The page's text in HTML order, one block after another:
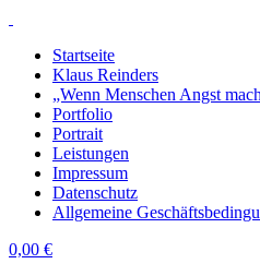
Startseite
Klaus Reinders
„Wenn Menschen Angst
Portfolio
Portrait
Leistungen
Impressum
Datenschutz
Allgemeine
0,00 €